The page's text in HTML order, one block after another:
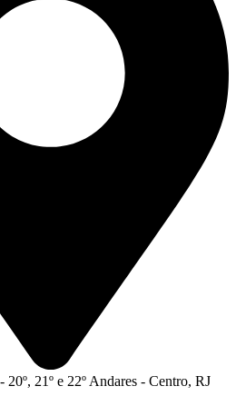
20º, 21º e 22º Andares - Centro, RJ